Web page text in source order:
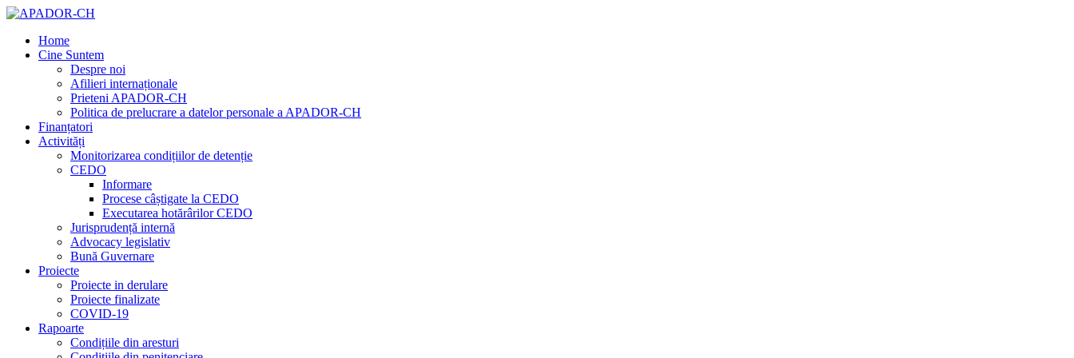
Home
Cine Suntem
Despre noi
Afilieri internaționale
Prieteni APADOR-CH
Politica de prelucrare a datelor personale a APADOR-CH
Finanțatori
Activități
Monitorizarea condițiilor de detenție
CEDO
Informare
Procese câștigate la CEDO
Executarea hotărârilor CEDO
Jurisprudență internă
Advocacy legislativ
Bună Guvernare
Proiecte
Proiecte in derulare
Proiecte finalizate
COVID-19
Rapoarte
Condițiile din aresturi